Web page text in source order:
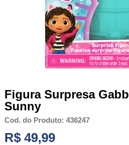
Figura Surpresa
Sunny
Cod. do Produto: 436247
R$ 49,99